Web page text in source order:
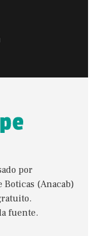
por
Boticas (Anacab)
fuente.